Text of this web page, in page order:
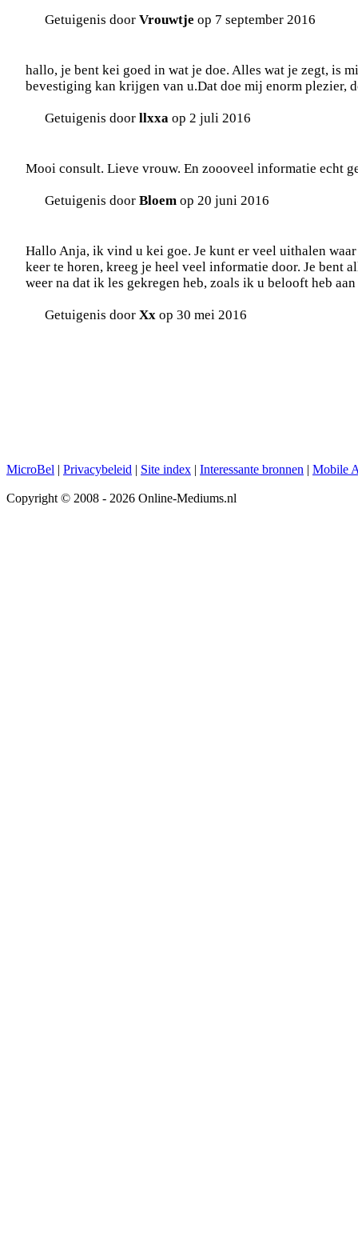
Getuigenis door Vrouwtje op 7 september 2016
hallo, je bent kei goed in wat je doe. Alles wat je zegt, is
bevestiging kan krijgen van u.Dat doe mij enorm plezier,
Getuigenis door llxxa op 2 juli 2016
Mooi consult. Lieve vrouw. En zoooveel informatie echt
Getuigenis door Bloem op 20 juni 2016
Hallo Anja, ik vind u kei goe. Je kunt er veel uithalen
keer te horen, kreeg je heel veel informatie door. Je bent
weer na dat ik les gekregen heb, zoals ik u belooft heb
Getuigenis door Xx op 30 mei 2016
MicroBel | Privacybeleid | Site index | Interessante bronnen | Mobile
Copyright © 2008 - 2026 Online-Mediums.nl